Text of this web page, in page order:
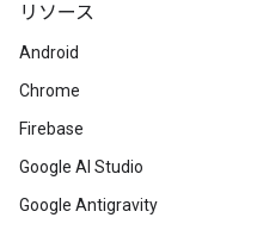
リソース
Android
Chrome
Firebase
Google AI Studio
Google Antigravity